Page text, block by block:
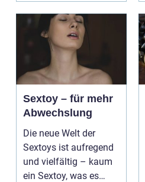
Sextoy – für mehr
Abwechslung
Die neue Welt der
Sextoys ist aufregend
und vielfältig – kaum
ein Sextoy, was es